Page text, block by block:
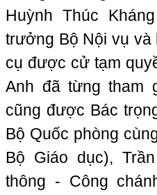
Huỳnh Thúc
trưởng Bộ Nội vụ và
cụ được cử tạm
Anh đã từng tham
cũng được Bác
Bộ Quốc phòng
Bộ Giáo dục),
thông - Công